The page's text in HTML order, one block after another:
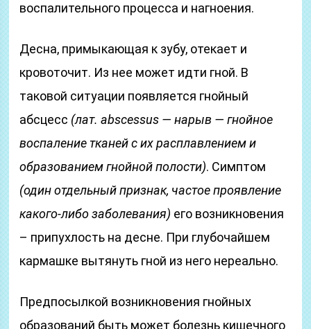
воспалительного процесса и нагноения.
Десна, примыкающая к зубу, отекает и
кровоточит. Из нее может идти гной. В
таковой ситуации появляется гнойный
абсцесс (лат. abscessus — нарыв — гнойное
воспаление тканей с их расплавлением и
образованием гнойной полости). Симптом
(один отдельный признак, частое проявление
какого-либо заболевания) его возникновения
– припухлость на десне. При глубочайшем
кармашке вытянуть гной из него нереально.
Предпосылкой возникновения гнойных
образований быть может болезнь кишечного